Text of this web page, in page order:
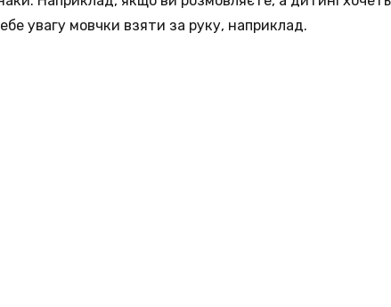
увагу мовчки взяти за руку, наприклад.